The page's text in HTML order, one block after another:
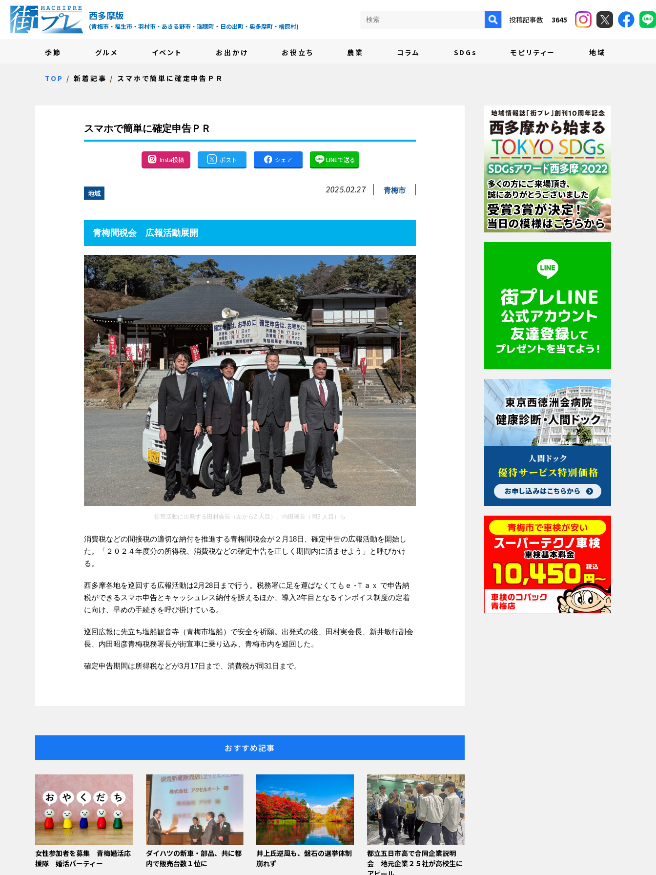
街プレ -東京・西多摩の地域情報サイト-
西多摩版
(青梅市・福生市・羽村市・あきる野市・瑞穂町・日の出町・奥多摩町・檜原村)
季節 グルメ イベント お出かけ お役立ち 農業 コラム SDGs モビリティー 地域
投稿記事数 3645
TOP 新着記事 スマホで簡単に確定申告ＰＲ
スマホで簡単に確定申告ＰＲ
Insta投稿 ポスト シェア LINEで送る
地域 2025.02.27 青梅市
青梅間税会 広報活動展開
街宣活動に出発する田村会長（左から2 人目）、内田署長（同3 人目）ら
消費税などの間接税の適切な納付を推進する青梅間税会が２月18日、確定申告の広報活動を開始し
た。「２０２４年度分の所得税、消費税などの確定申告を正しく期間内に済ませよう」と呼びかけ
る。
西多摩各地を巡回する広報活動は2月28日まで行う。税務署に足を運ばなくてもｅ ‐Ｔａｘ で申告納
税ができるスマホ申告とキャッシュレス納付を訴えるほか、導入2年目となるインボイス制度の定着
に向け、早めの手続きを呼び掛けている。
巡回広報に先立ち塩船観音寺（青梅市塩船）で安全を祈願。出発式の後、田村実会長、新井敏行副会
長、内田昭彦青梅税務署長が街宣車に乗り込み、青梅市内を巡回した。
確定申告期間は所得税などが3月17日まで、消費税が同31日まで。
おすすめ記事
女性参加者を募集 青梅婚活応
援隊 婚活パーティー
ダイハツの新車・部品、共に都
内で販売台数１位に
井上氏逆風も、盤石の選挙体制
崩れず
都立五日市高で合同企業説明
会 地元企業２５社が高校生に